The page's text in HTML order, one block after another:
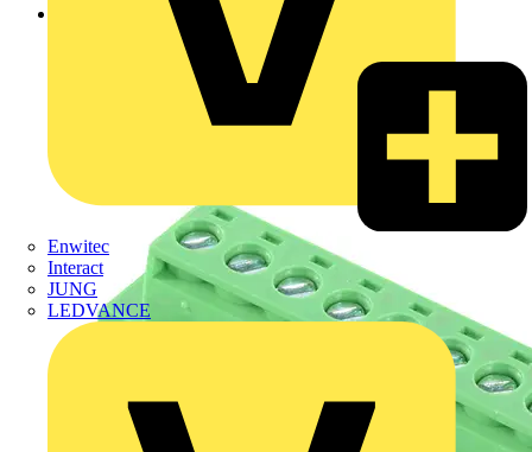
Enwitec
Interact
JUNG
LEDVANCE
Zurück zu Produkte